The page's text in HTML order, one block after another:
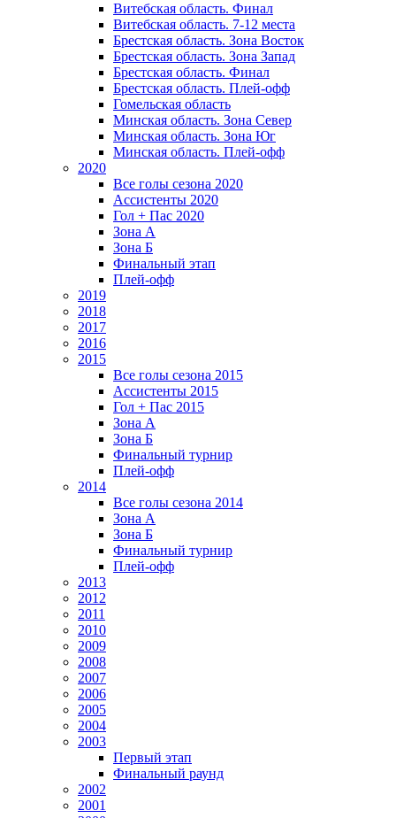
Витебская область. Финал
Витебская область. 7-12 места
Брестская область. Зона Восток
Брестская область. Зона Запад
Брестская область. Финал
Брестская область. Плей-офф
Гомельская область
Минская область. Зона Север
Минская область. Зона Юг
Минская область. Плей-офф
2020
Все голы сезона 2020
Ассистенты 2020
Гол + Пас 2020
Зона А
Зона Б
Финальный этап
Плей-офф
2019
2018
2017
2016
2015
Все голы сезона 2015
Ассистенты 2015
Гол + Пас 2015
Зона А
Зона Б
Финальный турнир
Плей-офф
2014
Все голы сезона 2014
Зона А
Зона Б
Финальный турнир
Плей-офф
2013
2012
2011
2010
2009
2008
2007
2006
2005
2004
2003
Первый этап
Финальный раунд
2002
2001